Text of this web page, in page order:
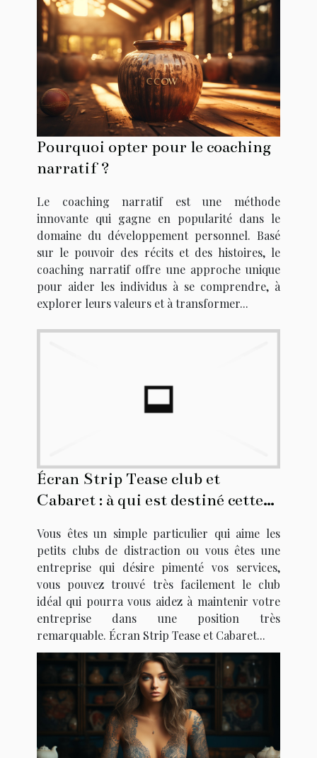
Pourquoi opter pour le coaching
narratif ?
Le coaching narratif est une méthode
innovante qui gagne en popularité dans le
domaine du développement personnel. Basé
sur le pouvoir des récits et des histoires, le
coaching narratif offre une approche unique
pour aider les individus à se comprendre, à
explorer leurs valeurs et à transformer...
Écran Strip Tease club et
Cabaret : à qui est destiné cette
élégante ?
Vous êtes un simple particulier qui aime les
petits clubs de distraction ou vous êtes une
entreprise qui désire pimenté vos services,
vous pouvez trouvé très facilement le club
idéal qui pourra vous aidez à maintenir votre
entreprise dans une position très
remarquable. Écran Strip Tease et Cabaret...